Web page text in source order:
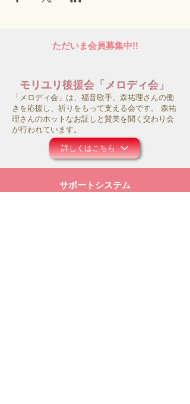
ただいま会員募集中!!
モリユリ後援会「メロディ会」
「メロディ会」は、福音歌手、森祐理さんの働
きを応援し、祈りをもって支える会です。 森祐
理さんのホットなお証しと賛美を聞く交わり会
が行われています。
詳しくはこちら
サポートシステム